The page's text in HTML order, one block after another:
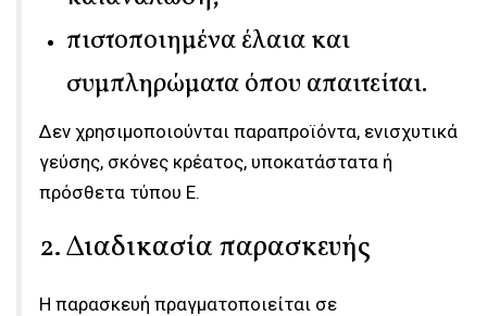
πιστοποιημένα έλαια και
συμπληρώματα όπου απαιτείται.
Δεν χρησιμοποιούνται παραπροϊόντα, ενισχυτικά
γεύσης, σκόνες κρέατος, υποκατάστατα ή
πρόσθετα τύπου Ε.
2. Διαδικασία παρασκευής
Η παρασκευή πραγματοποιείται σε